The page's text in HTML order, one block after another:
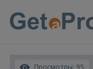
Просмотры: 95